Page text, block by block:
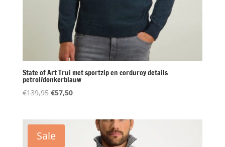
State of Art Trui met sportzip en corduroy details
petrol/donkerblauw
€139,95 Oorspronkelijke
€139,95.
€57,50Huidige
€57,50.
Sale